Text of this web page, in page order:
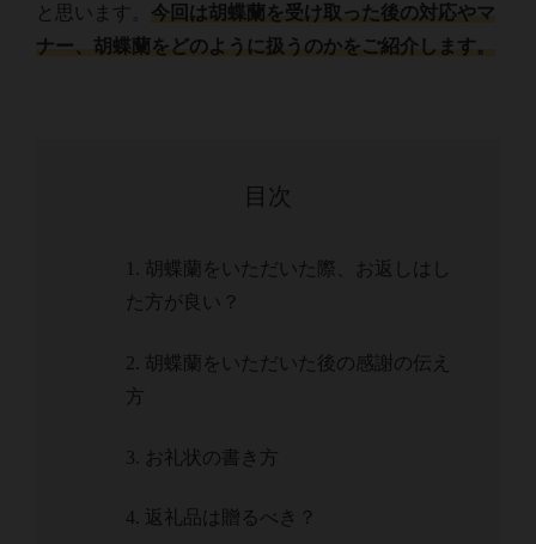
と思います。 今回は胡蝶蘭を受け取った後の対応やマ
ナー、胡蝶蘭をどのように扱うのかをご紹介します。
目次
1. 胡蝶蘭をいただいた際、お返しはし
た方が良い？
2. 胡蝶蘭をいただいた後の感謝の伝え
方
3. お礼状の書き方
4. 返礼品は贈るべき？